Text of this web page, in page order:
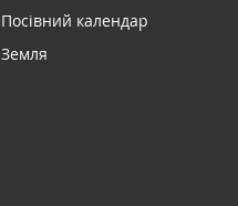
Посівний календар
Земля